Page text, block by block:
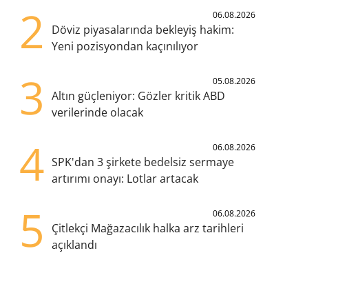
2 06.08.2026
Döviz piyasalarında bekleyiş hakim:
Yeni pozisyondan kaçınılıyor
3 05.08.2026
Altın güçleniyor: Gözler kritik ABD
verilerinde olacak
4 06.08.2026
SPK'dan 3 şirkete bedelsiz sermaye
artırımı onayı: Lotlar artacak
5 06.08.2026
Çitlekçi Mağazacılık halka arz tarihleri
açıklandı